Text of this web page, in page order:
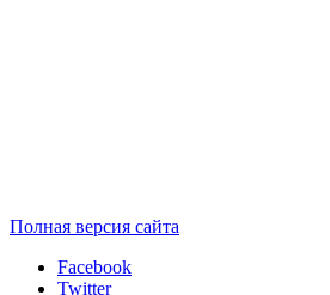
Полная версия сайта
Facebook
Twitter